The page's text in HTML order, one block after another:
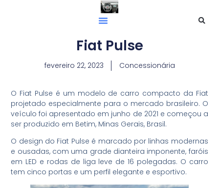
Fiat Pulse
fevereiro 22, 2023 Concessionária
O Fiat Pulse é um modelo de carro compacto da Fiat
projetado especialmente para o mercado brasileiro. O
veículo foi apresentado em junho de 2021 e começou a
ser produzido em Betim, Minas Gerais, Brasil.
O design do Fiat Pulse é marcado por linhas modernas
e ousadas, com uma grade dianteira imponente, faróis
em LED e rodas de liga leve de 16 polegadas. O carro
tem cinco portas e um perfil elegante e esportivo.